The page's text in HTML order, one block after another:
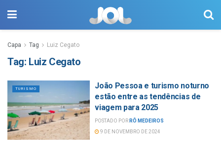
Capa Tag Luiz Cegato
Tag: Luiz Cegato
TURISMO
João Pessoa e turismo noturno
estão entre as tendências de
viagem para 2025
POSTADO POR RÔ MEDEIROS
9 DE NOVEMBRO DE 2024